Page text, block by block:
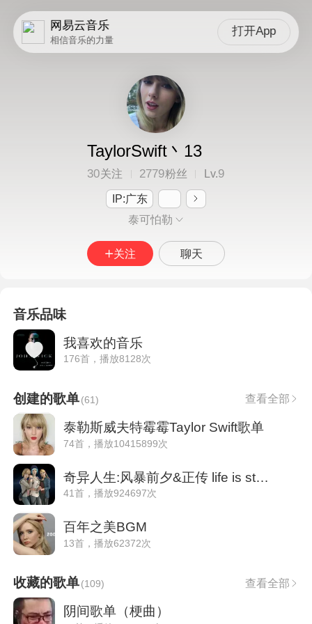
网易云音乐
相信音乐的力量
打开App
TaylorSwift丶13
30关注 2779粉丝 Lv.9
IP:广东
泰可怕勒
关注 聊天
音乐品味
我喜欢的音乐
176首，播放8128次
创建的歌单(61) 查看全部
泰勒斯威夫特霉霉Taylor Swift歌单
74首，播放10415899次
奇异人生:风暴前夕&正传 life is strange
41首，播放924697次
百年之美BGM
13首，播放62372次
收藏的歌单(109) 查看全部
阴间歌单（梗曲）